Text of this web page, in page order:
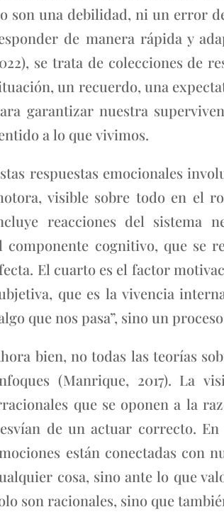
son una debilidad, ni un error
de manera rápida y
se trata de colecciones de
un recuerdo, una
garantizar nuestra
a lo que vivimos.
respuestas emocionales
visible sobre todo en el
reacciones del sistema
componente cognitivo, que se
El cuarto es el factor
que es la vivencia
que nos pasa”, sino un
bien, no todas las teorías
(Manrique, 2017). La
que se oponen a la
de un actuar correcto.
están conectadas con
cosa, sino ante lo que
son racionales, sino que